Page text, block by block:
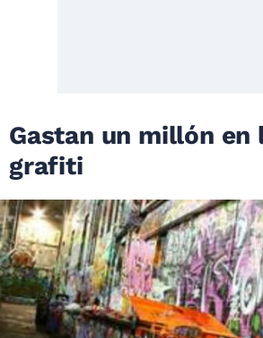
Gastan un millón en
grafiti